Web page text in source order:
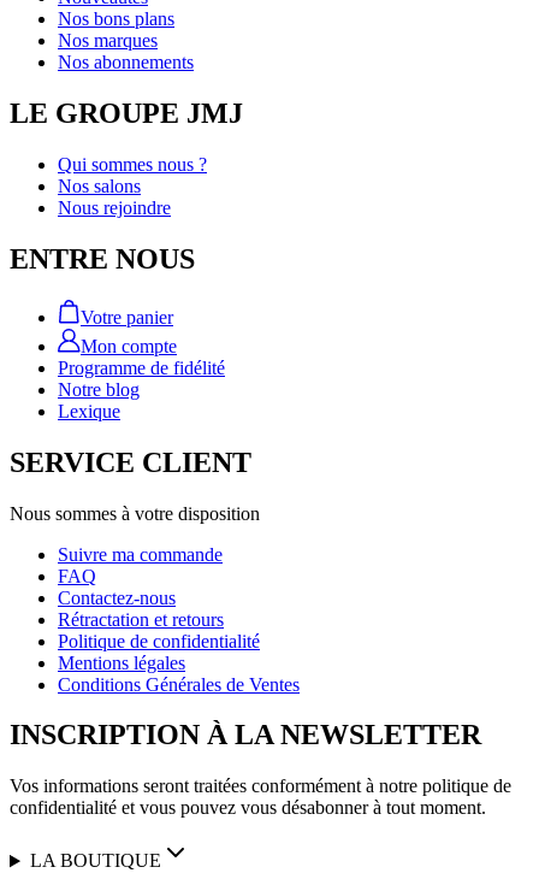
Nos bons plans
Nos marques
Nos abonnements
LE GROUPE JMJ
Qui sommes nous ?
Nos salons
Nous rejoindre
ENTRE NOUS
Votre panier
Mon compte
Programme de fidélité
Notre blog
Lexique
SERVICE CLIENT
Nous sommes à votre disposition
Suivre ma commande
FAQ
Contactez-nous
Rétractation et retours
Politique de confidentialité
Mentions légales
Conditions Générales de Ventes
INSCRIPTION À LA NEWSLETTER
Vos informations seront traitées conformément à notre politique de
confidentialité et vous pouvez vous désabonner à tout moment.
LA BOUTIQUE